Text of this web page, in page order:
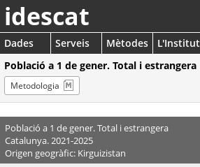
idescat
Dades Serveis Mètodes
L'Institut
Població a 1 de gener. Total i estrangera
Metodologia
Població a 1 de gener. Total i estrangera
Catalunya. 2021-2025
Origen geogràfic: Kirguizistan